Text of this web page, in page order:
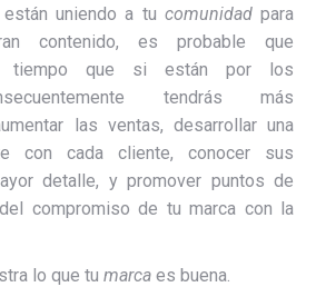
uniendo a tu comunidadpara
contenido, es probable que
tiempo que si están por los
tendrás más
las ventas, desarrollar una
con cada cliente, conocer sus
detalle, y promover puntos de
compromiso de tu marca con la
lo que tu marca es buena.